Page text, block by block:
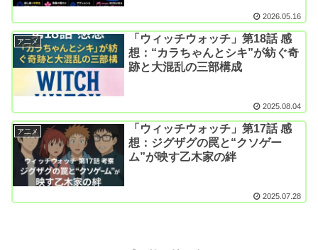
2026.05.16
ア二メ
「ウィッチウォッチ」第18話 感
想：“カラちゃんとシキ”が紡ぐ奇
跡と大混乱の三部構成
2025.08.04
ア二メ
「ウィッチウォッチ」第17話 感
想：ジグザグの罠と“クソゲー
ム”が映す乙木家の絆
2025.07.28